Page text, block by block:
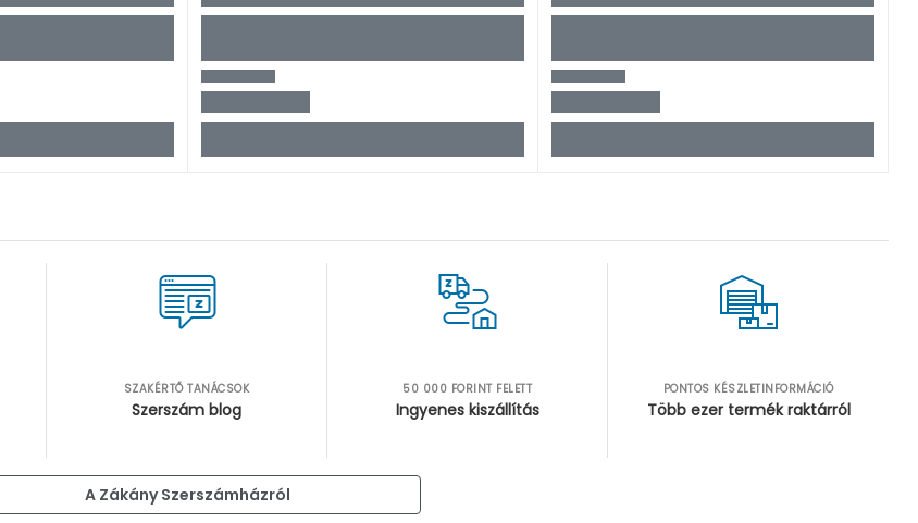
SZAKÉRTŐ TANÁCSOK
Szerszám blog
50 000 FORINT FELETT
Ingyenes kiszállítás
PONTOS KÉSZLETINFORMÁCIÓ
Több ezer termék raktárról
A Zákány Szerszámházról